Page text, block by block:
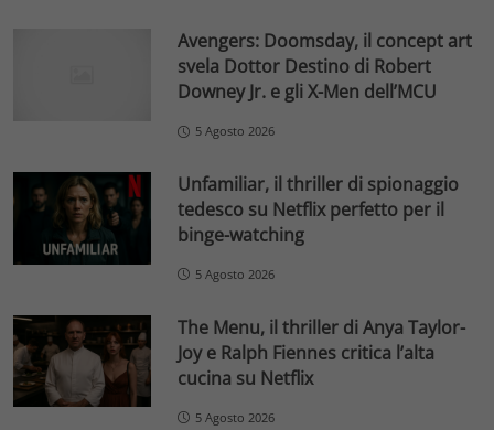
Avengers: Doomsday, il concept art
svela Dottor Destino di Robert
Downey Jr. e gli X-Men dell’MCU
5 Agosto 2026
Unfamiliar, il thriller di spionaggio
tedesco su Netflix perfetto per il
binge-watching
5 Agosto 2026
The Menu, il thriller di Anya Taylor-
Joy e Ralph Fiennes critica l’alta
cucina su Netflix
5 Agosto 2026